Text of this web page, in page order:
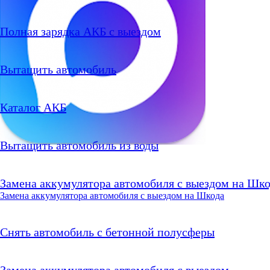
Полная зарядка АКБ с выездом
Вытащить автомобиль
Каталог АКБ
Вытащить автомобиль из воды
Замена аккумулятора автомобиля с выездом на
Замена аккумулятора автомобиля с выездом на Шкода
Снять автомобиль с бетонной полусферы